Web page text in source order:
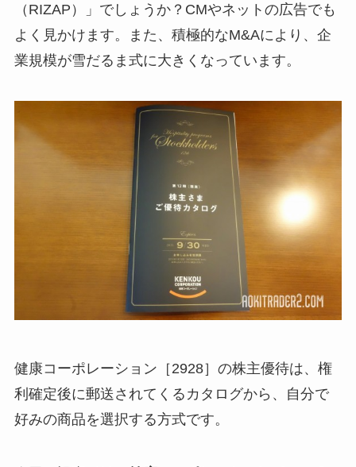
（RIZAP）」でしょうか？CMやネットの広告でも
よく見かけます。また、積極的なM&Aにより、企
業規模が雪だるま式に大きくなっています。
健康コーポレーション［2928］の株主優待は、権
利確定後に郵送されてくるカタログから、自分で
好みの商品を選択する方式です。